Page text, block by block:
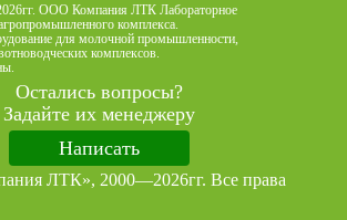
ООО Компания ЛТК Лабораторное
комплекса.
для молочной промышленности,
комплексов.
Остались вопросы?
Задайте их менеджеру
Написать
ЛТК», 2000—2026гг. Все права